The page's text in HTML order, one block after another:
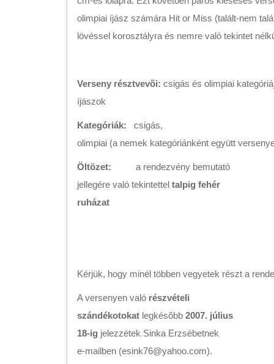
olimpiai íjász számára Hit or Miss (talált-nem
lövéssel korosztályra és nemre való tekintet
Verseny résztvevõi: csigás és olimpiai
íjászok
Kategóriák: csigás,
olimpiai (a nemek kategóriánként együtt
Öltözet: a rendezvény bemutató
jellegére való tekintettel talpig fehér
ruházat
Kérjük, hogy minél többen vegyetek részt a
A versenyen való részvételi
szándékotokat legkésõbb 2007. július
18-ig jelezzétek Sinka Erzsébetnek
e-mailben (esink76@yahoo.com).